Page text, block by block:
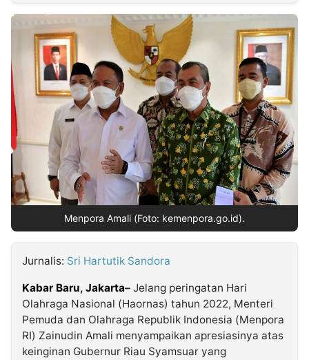
INDONESIA
Partner
Insight
NTB
Suara
Time
Lens
IDN
Daily
Jogja
Jalan
Rakyat
Idealita
News
Kita
Notice
Radar
Baru
Seedbacklink
Follow
Kabarbaru
Kabarbaru.co
Menpora Amali (Foto: kemenpora.go.id).
Jurnalis: Sri Hartutik Sandora
Kabar Baru, Jakarta– Jelang peringatan Hari
Olahraga Nasional (Haornas) tahun 2022, Menteri
Pemuda dan Olahraga Republik Indonesia (Menpora
RI) Zainudin Amali menyampaikan apresiasinya atas
keinginan Gubernur Riau Syamsuar yang